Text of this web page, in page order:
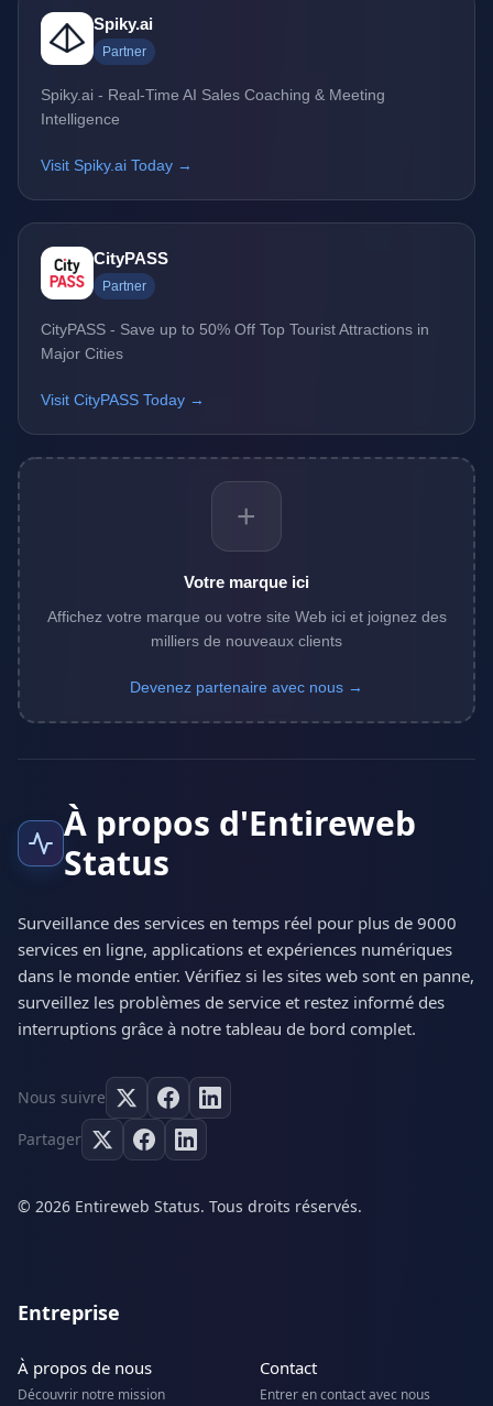
Spiky.ai
Partner
Spiky.ai - Real-Time AI Sales Coaching & Meeting
Intelligence
Visit Spiky.ai Today →
CityPASS
Partner
CityPASS - Save up to 50% Off Top Tourist Attractions in
Major Cities
Visit CityPASS Today →
+
Votre marque ici
Affichez votre marque ou votre site Web ici et joignez des
milliers de nouveaux clients
Devenez partenaire avec nous →
À propos d'Entireweb
Status
Surveillance des services en temps réel pour plus de 9000
services en ligne, applications et expériences numériques
dans le monde entier. Vérifiez si les sites web sont en panne,
surveillez les problèmes de service et restez informé des
interruptions grâce à notre tableau de bord complet.
Nous suivre
Partager
© 2026 Entireweb Status. Tous droits réservés.
Entreprise
À propos de nous
Découvrir notre mission
Contact
Entrer en contact avec nous